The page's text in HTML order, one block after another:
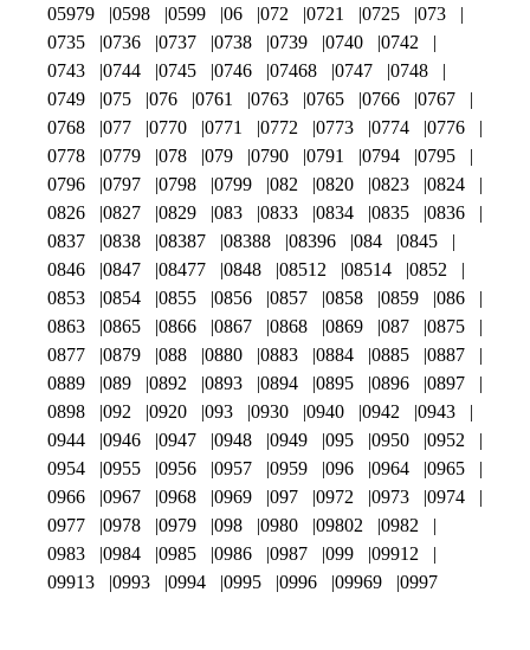
05979
0598 0599 06 072 0721 0725
073
0735
0736 0737 0738 0739 0740
0742
0743
0744 0745 0746 07468 0747
0748
0749
075 076 0761 0763 0765 0766
0767
0768
077 0770 0771 0772 0773 0774
0776
0778
0779 078 079 0790 0791 0794
0795
0796
0797 0798 0799 082 0820 0823
0824
0826
0827 0829 083 0833 0834 0835
0836
0837
0838 08387 08388 08396 084
0845
0846
0847 08477 0848 08512 08514
0852
0853
0854 0855 0856 0857 0858 0859
086
0863
0865 0866 0867 0868 0869 087
0875
0877
0879 088 0880 0883 0884 0885
0887
0889
089 0892 0893 0894 0895 0896
0897
0898
092 0920 093 0930 0940 0942
0943
0944
0946 0947 0948 0949 095 0950
0952
0954
0955 0956 0957 0959 096 0964
0965
0966
0967 0968 0969 097 0972 0973
0974
0977
0978 0979 098 0980 09802
0982
0983
0984 0985 0986 0987 099
09912
09913
0993 0994 0995 0996 09969 0997